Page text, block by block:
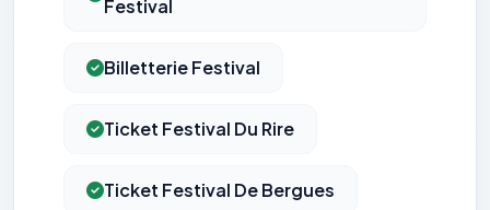
Festival
Billetterie Festival
Ticket Festival Du Rire
Ticket Festival De Bergues